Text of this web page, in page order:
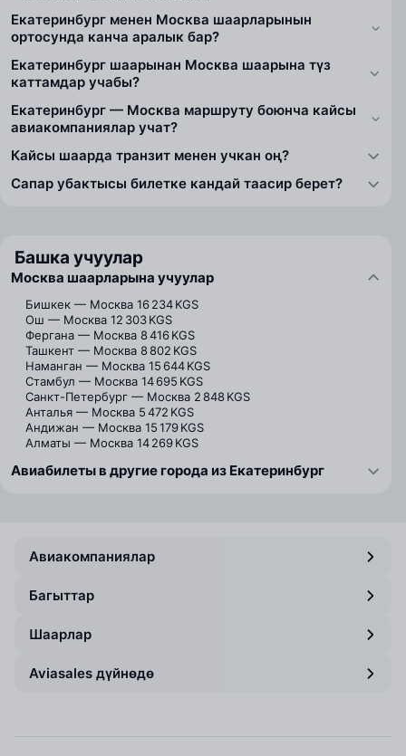
Екатеринбург менен Москва шаарларынын
ортосунда канча аралык бар?
Екатеринбург шаарынан Москва шаарына түз
каттамдар учабы?
Екатеринбург — Москва маршруту боюнча кайсы
авиакомпаниялар учат?
Кайсы шаарда транзит менен учкан оң?
Сапар убактысы билетке кандай таасир берет?
Башка учуулар
Москва шаарларына учуулар
Бишкек — Москва 16 234 KGS
Ош — Москва 12 303 KGS
Фергана — Москва 8 416 KGS
Ташкент — Москва 8 802 KGS
Наманган — Москва 15 644 KGS
Стамбул — Москва 14 695 KGS
Санкт-Петербург — Москва 2 848 KGS
Анталья — Москва 5 472 KGS
Андижан — Москва 15 179 KGS
Алматы — Москва 14 269 KGS
Авиабилеты в другие города из Екатеринбург
Авиакомпаниялар
Багыттар
Шаарлар
Aviasales дүйнөдө